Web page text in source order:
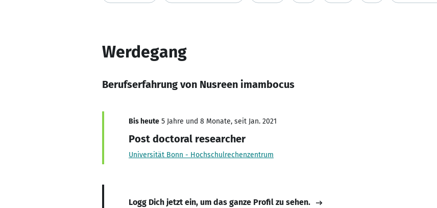
Werdegang
Berufserfahrung von Nusreen imambocus
Bis heute 5 Jahre und 8 Monate, seit Jan. 2021
Post doctoral researcher
Universität Bonn - Hochschulrechenzentrum
Logg Dich jetzt ein, um das ganze Profil zu sehen.